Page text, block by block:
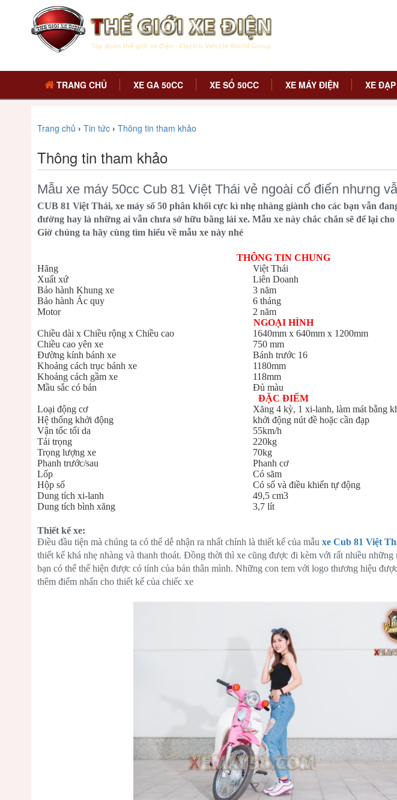
TRANG CHỦ XE GA 50CC XE SỐ 50CC XE MÁY ĐIỆN XE
Trang chủ › Tin tức › Thông tin tham khảo
Thông tin tham khảo
Mẫu xe máy 50cc Cub 81 Việt Thái vẻ ngoài cổ điển nhưng
CUB 81 Việt Thái, xe máy số 50 phân khối cực kì nhẹ nhàng giành cho các bạn vẫn
đường hay là những ai vẫn chưa sở hữu bằng lái xe. Mẫu xe này chắc chắn sẽ để lại
Giờ chúng ta hãy cùng tìm hiểu về mẫu xe này nhé
THÔNG TIN CHUNG
Hãng
Việt Thái
Xuất xứ
Liên Doanh
Bảo hành Khung xe
3 năm
Bảo hành Ác quy
6 tháng
Motor
2 năm
NGOẠI HÌNH
Chiều dài x Chiều rộng x Chiều cao
1640mm x 640mm x 1200mm
Chiều cao yên xe
750 mm
Đường kính bánh xe
Bánh trước 16
Khoảng cách trục bánh xe
1180mm
Khoảng cách gầm xe
118mm
Mầu sắc có bán
Đủ màu
ĐẶC ĐIỂM
Loại động cơ
Xăng 4 kỳ, 1 xi-lanh, làm mát bằng
Hệ thống khởi động
khởi động nút đề hoặc cần đạp
Vận tốc tối da
55km/h
Tải trọng
220kg
Trọng lượng xe
70kg
Phanh trước/sau
Phanh cơ
Lốp
Có săm
Hộp số
Có số và điều khiển tự động
Dung tích xi-lanh
49,5 cm3
Dung tích bình xăng
3,7 lít
Thiết kế xe:
Điều đầu tiện mà chúng ta có thể dễ nhận ra nhất chính là thiết kế của mẫu xe Cub 81 Việt
thiết kế khá nhẹ nhàng và thanh thoát. Đồng thời thì xe cũng được đi kèm với rất nhiều những
bạn có thể thể hiện được có tính của bản thân mình. Những con tem với logo thương hiệu
thêm điểm nhấn cho thiết kế của chiếc xe